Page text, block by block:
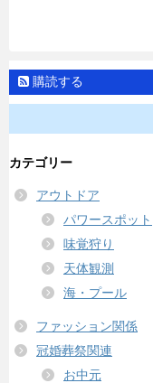
購読する
カテゴリー
アウトドア
パワースポット
味覚狩り
天体観測
海・プール
ファッション関係
冠婚葬祭関連
お中元